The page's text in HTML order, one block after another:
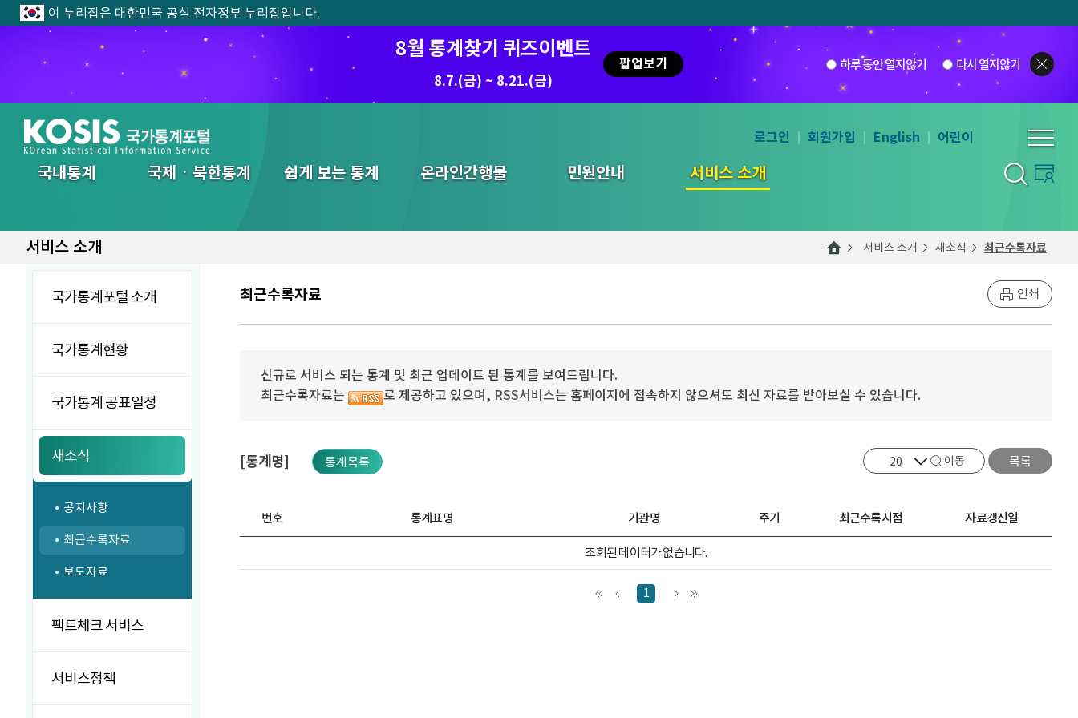
이 누리집은 대한민국 공식 전자정부 누리집입니다.
8월 통계찾기 퀴즈이벤트
8.7.(금) ~ 8.21.(금)
팝업보기 하루 동안 열지않기 다시 열지않기
국내통계 국제ㆍ북한통계 쉽게 보는 통계 온라인간행물 민원안내 서비스 소개
통합검색
로그인 회원가입 English 어린이
서비스 소개 서비스 소개 새소식 최근수록자료
국가통계포털 소개
국가통계현황
국가통계 공표일정
새소식
공지사항
최근수록자료
보도자료
팩트체크 서비스
서비스정책
최근수록자료 인쇄
신규로 서비스 되는 통계 및 최근 업데이트 된 통계를 보여드립니다.
최근수록자료는
로 제공하고 있으며, RSS서비스는 홈페이지에 접속하지 않으셔도 최신 자료를 받아보실 수 있습니다.
[통계명] 통계목록 이동 목록
번호 통계표명 기관명 주기 최근수록시점 자료갱신일
조회된 데이터가 없습니다.
1